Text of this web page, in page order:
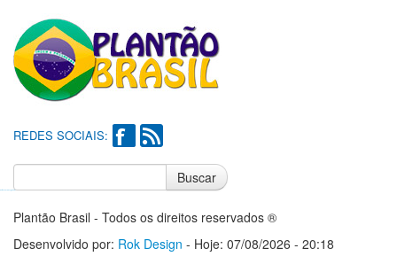
REDES SOCIAIS:
Buscar
Plantão Brasil - Todos os direitos reservados ®
Desenvolvido por: Rok Design - Hoje: 07/08/2026 - 20:18